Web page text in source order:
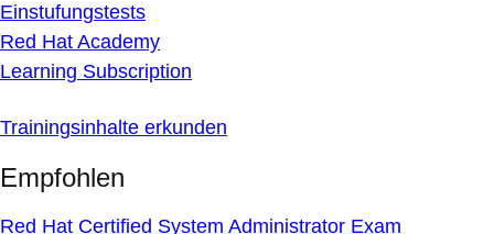
Einstufungstests
Red Hat Academy
Learning Subscription
Trainingsinhalte erkunden
Empfohlen
Red Hat Certified System Administrator Exam